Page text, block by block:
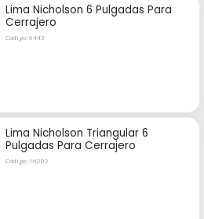
Lima Nicholson 6 Pulgadas Para
Cerrajero
Código: 6443
Lima Nicholson Triangular 6
Pulgadas Para Cerrajero
Código: 16202